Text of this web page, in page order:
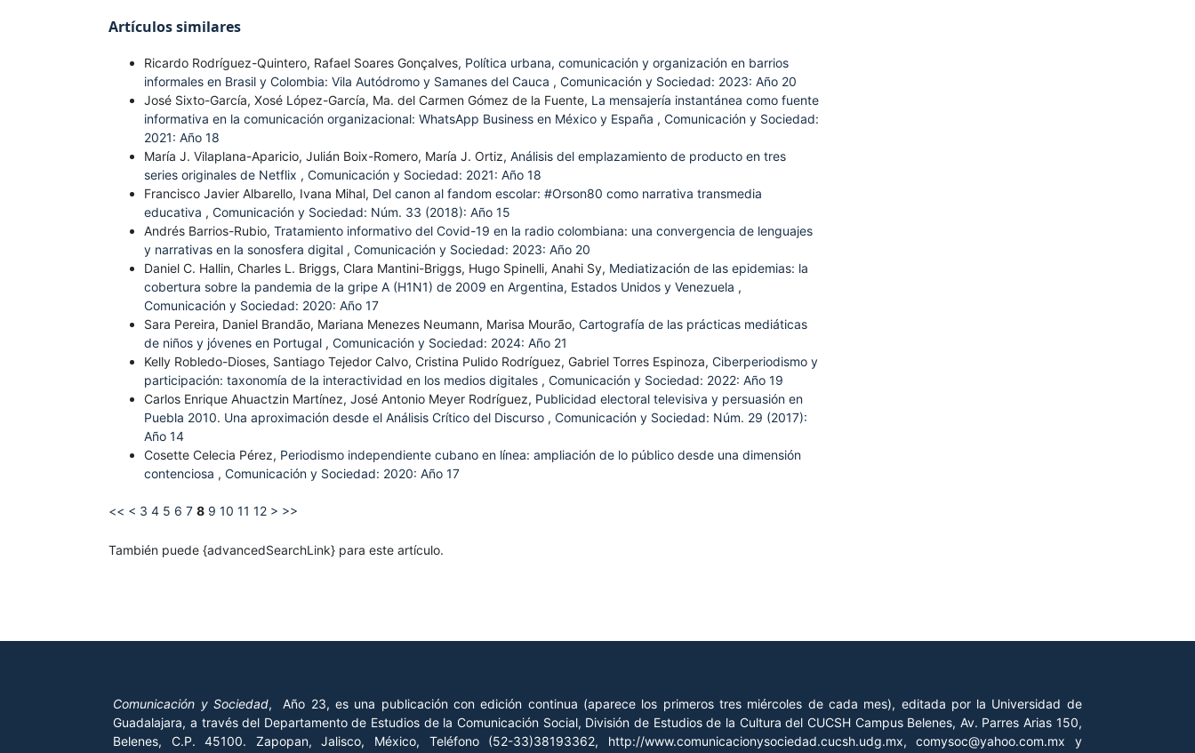
Artículos similares
Ricardo Rodríguez-Quintero, Rafael Soares Gonçalves, Política urbana, comunicación y organización en barrios
informales en Brasil y Colombia: Vila Autódromo y Samanes del Cauca , Comunicación y Sociedad: 2023: Año 20
José Sixto-García, Xosé López-García, Ma. del Carmen Gómez de la Fuente, La mensajería instantánea como fuente
informativa en la comunicación organizacional: WhatsApp Business en México y España , Comunicación y Sociedad:
2021: Año 18
María J. Vilaplana-Aparicio, Julián Boix-Romero, María J. Ortiz, Análisis del emplazamiento de producto en tres
series originales de Netflix , Comunicación y Sociedad: 2021: Año 18
Francisco Javier Albarello, Ivana Mihal, Del canon al fandom escolar: #Orson80 como narrativa transmedia
educativa , Comunicación y Sociedad: Núm. 33 (2018): Año 15
Andrés Barrios-Rubio, Tratamiento informativo del Covid-19 en la radio colombiana: una convergencia de lenguajes
y narrativas en la sonosfera digital , Comunicación y Sociedad: 2023: Año 20
Daniel C. Hallin, Charles L. Briggs, Clara Mantini-Briggs, Hugo Spinelli, Anahi Sy, Mediatización de las epidemias: la
cobertura sobre la pandemia de la gripe A (H1N1) de 2009 en Argentina, Estados Unidos y Venezuela ,
Comunicación y Sociedad: 2020: Año 17
Sara Pereira, Daniel Brandão, Mariana Menezes Neumann, Marisa Mourão, Cartografía de las prácticas mediáticas
de niños y jóvenes en Portugal , Comunicación y Sociedad: 2024: Año 21
Kelly Robledo-Dioses, Santiago Tejedor Calvo, Cristina Pulido Rodríguez, Gabriel Torres Espinoza, Ciberperiodismo y
participación: taxonomía de la interactividad en los medios digitales , Comunicación y Sociedad: 2022: Año 19
Carlos Enrique Ahuactzin Martínez, José Antonio Meyer Rodríguez, Publicidad electoral televisiva y persuasión en
Puebla 2010. Una aproximación desde el Análisis Crítico del Discurso , Comunicación y Sociedad: Núm. 29 (2017):
Año 14
Cosette Celecia Pérez, Periodismo independiente cubano en línea: ampliación de lo público desde una dimensión
contenciosa , Comunicación y Sociedad: 2020: Año 17
<< < 3 4 5 6 7 8 9 10 11 12 > >>
También puede {advancedSearchLink} para este artículo.
Comunicación y Sociedad, Año 23, es una publicación con edición continua (aparece los primeros tres miércoles de cada mes), editada por la Universidad de
Guadalajara, a través del Departamento de Estudios de la Comunicación Social, División de Estudios de la Cultura del CUCSH Campus Belenes, Av. Parres Arias 150,
Belenes, C.P. 45100. Zapopan, Jalisco, México, Teléfono (52-33)38193362, http://www.comunicacionysociedad.cucsh.udg.mx, comysoc@yahoo.com.mx y